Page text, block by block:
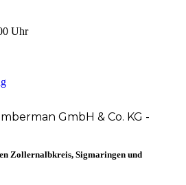
Uhr
GmbH & Co. KG -
Zollernalbkreis, Sigmaringen und